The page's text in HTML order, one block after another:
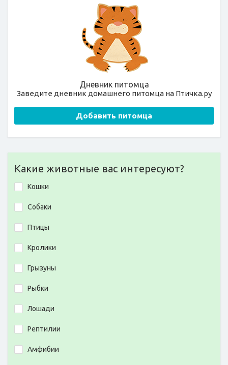
Дневник питомца
Заведите дневник домашнего питомца на Птичка.ру
Добавить питомца
Какие животные вас интересуют?
Кошки
Собаки
Птицы
Кролики
Грызуны
Рыбки
Лошади
Рептилии
Амфибии